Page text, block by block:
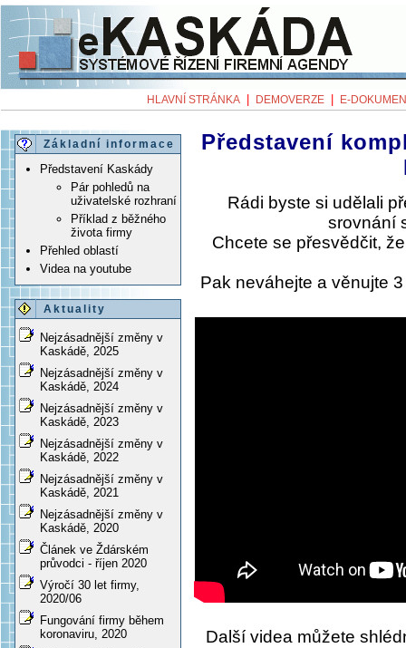
HLAVNÍ STRÁNKA DEMOVERZE E-
Základní informace
Představení Kaskády
Pár pohledů na
uživatelské rozhraní
Příklad z běžného
života firmy
Přehled oblastí
Videa na youtube
Aktuality
Nejzásadnější změny v
Kaskádě, 2025
Nejzásadnější změny v
Kaskádě, 2024
Nejzásadnější změny v
Kaskádě, 2023
Nejzásadnější změny v
Kaskádě, 2022
Nejzásadnější změny v
Kaskádě, 2021
Nejzásadnější změny v
Kaskádě, 2020
Článek ve Ždárském
průvodci - říjen 2020
Výročí 30 let firmy,
2020/06
Fungování firmy během
koronaviru, 2020
Představení
Rádi byste si udělali
srovnání
Chcete se přesvědčit,
Pak neváhejte a věnujte
Další videa můžete